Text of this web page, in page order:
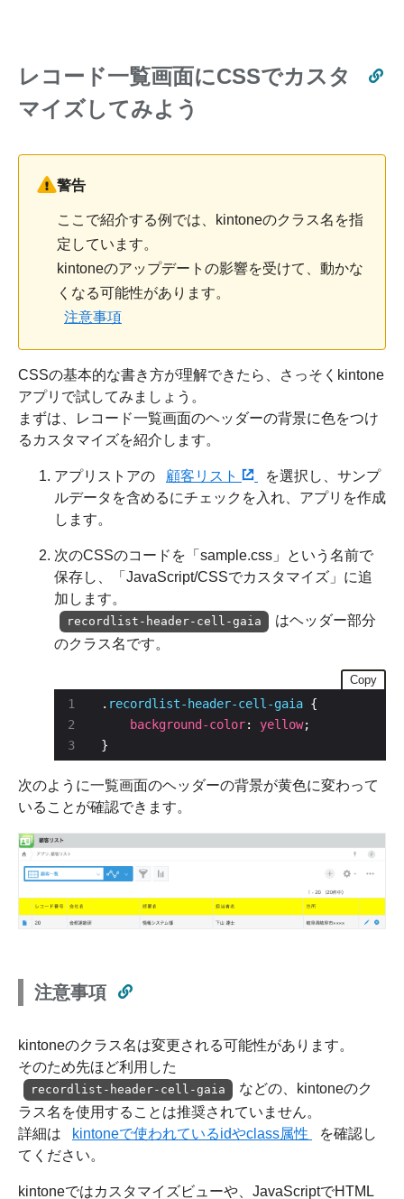
レコード一覧画面にCSSでカスタ
マイズしてみよう
警告
ここで紹介する例では、kintoneのクラス名を指
定しています。
kintoneのアップデートの影響を受けて、動かな
くなる可能性があります。
注意事項
CSSの基本的な書き方が理解できたら、さっそくkintone
アプリで試してみましょう。
まずは、レコード一覧画面のヘッダーの背景に色をつけ
るカスタマイズを紹介します。
アプリストアの 顧客リスト
を選択し、サンプ
ルデータを含めるにチェックを入れ、アプリを作成
します。
次のCSSのコードを「sample.css」という名前で
保存し、「JavaScript/CSSでカスタマイズ」に追
加します。
recordlist-header-cell-gaia
はヘッダー部分
のクラス名です。
Copy
3
. recordlist-header-cell-gaia
background-color: yellow
}
次のように一覧画面のヘッダーの背景が黄色に変わって
いることが確認できます。
注意事項
kintoneのクラス名は変更される可能性があります。
そのため先ほど利用した
recordlist-header-cell-gaia
などの、kintoneのク
ラス名を使用することは推奨されていません。
詳細は
kintoneで使われているidやclass属性
を確認し
てください。
kintoneではカスタマイズビューや、JavaScriptでHTML